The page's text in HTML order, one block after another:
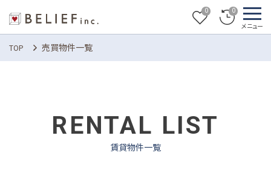
0 0
TOP 売買物件一覧
RENTAL LIST
賃貸物件一覧